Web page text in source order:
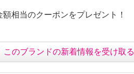
相当のクーポンをプレゼント！
このブランドの新着情報を受け取る